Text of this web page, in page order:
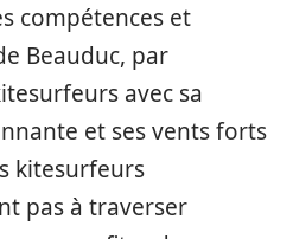
compétences et
Beauduc, par
avec sa
et ses vents forts
kitesurfeurs
pas à traverser